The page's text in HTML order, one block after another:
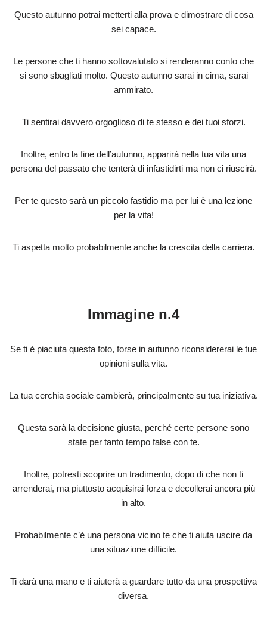
Questo autunno potrai metterti alla prova e dimostrare di cosa
sei capace.
Le persone che ti hanno sottovalutato si renderanno conto che
si sono sbagliati molto. Questo autunno sarai in cima, sarai
ammirato.
Ti sentirai davvero orgoglioso di te stesso e dei tuoi sforzi.
Inoltre, entro la fine dell’autunno, apparirà nella tua vita una
persona del passato che tenterà di infastidirti ma non ci riuscirà.
Per te questo sarà un piccolo fastidio ma per lui è una lezione
per la vita!
Ti aspetta molto probabilmente anche la crescita della carriera.
Immagine n.4
Se ti è piaciuta questa foto, forse in autunno riconsidererai le tue
opinioni sulla vita.
La tua cerchia sociale cambierà, principalmente su tua iniziativa.
Questa sarà la decisione giusta, perché certe persone sono
state per tanto tempo false con te.
Inoltre, potresti scoprire un tradimento, dopo di che non ti
arrenderai, ma piuttosto acquisirai forza e decollerai ancora più
in alto.
Probabilmente c’è una persona vicino te che ti aiuta uscire da
una situazione difficile.
Ti darà una mano e ti aiuterà a guardare tutto da una prospettiva
diversa.